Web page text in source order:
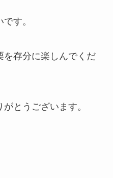
す。
を存分に楽しんでくだ
とうございます。